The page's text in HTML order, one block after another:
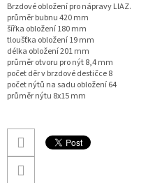
Brzdové obložení pro nápravy LIAZ.
průměr bubnu420 mm
šířka obložení 180 mm
tloušťka obložení19 mm
délka obložení 201 mm
průměr otvoru pro nýt 8,4 mm
počet děr v brzdové destičce 8
počet nýtů na sadu obložení64
průměr nýtu 8x15 mm